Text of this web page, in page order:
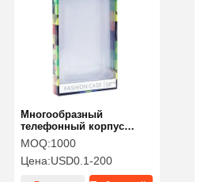
Многообразный
телефонный корпус
Складный ящик
Вытаскивайте
пылестойкий
Сопротивляемость
MOQ:1000
Цена:USD0.1-200